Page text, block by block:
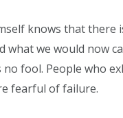
knows that there
what we would now
no fool. People who
fearful of failure.